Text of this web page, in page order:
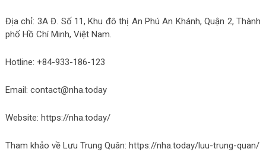
Địa chỉ: 3A Đ. Số 11, Khu đô thị An Phú An Khánh, Quận 2, Thành
phố Hồ Chí Minh, Việt Nam.
Hotline: +84-933-186-123
Email: contact@nha.today
Website: https://nha.today/
Tham khảo về Lưu Trung Quân: https://nha.today/luu-trung-quan/